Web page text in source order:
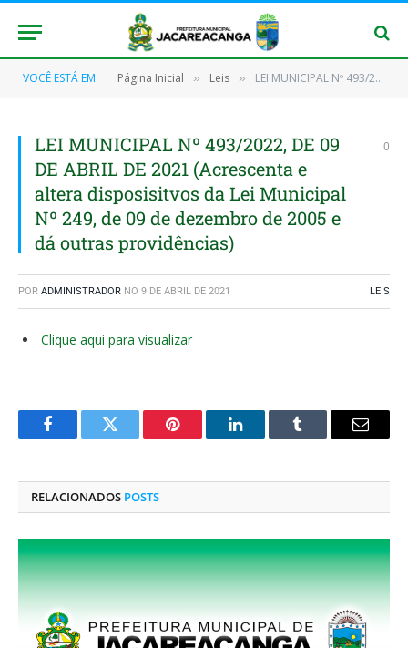
VOCÊ ESTÁ EM: Página Inicial » Leis » LEI MUNICIPAL Nº 493/2022, DE 09 DE ABRIL DE 2021 (Acrescenta e altera disposisitvos da Lei Municipal Nº 249, de 09 de dezembro de 2005 e dá outras providências)
LEI MUNICIPAL Nº 493/2022, DE 09
DE ABRIL DE 2021 (Acrescenta e
altera disposisitvos da Lei Municipal
Nº 249, de 09 de dezembro de 2005 e
dá outras providências)
0
POR ADMINISTRADOR NO 9 DE ABRIL DE 2021 LEIS
Clique aqui para visualizar
FacebookTwitter Pinterest O
Tumblr
E-
RELACIONADOS POSTS